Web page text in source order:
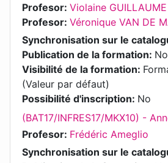
Profesor: Violaine GUILLAUME
Profesor: Véronique VAN DE
Synchronisation sur le
Publication de la formation: No
Visibilité de la formation:
(Valeur par défaut)
Possibilité d'inscription: No
(BAT17/INFRES17/MKX10) -
Profesor: Frédéric Ameglio
Synchronisation sur le